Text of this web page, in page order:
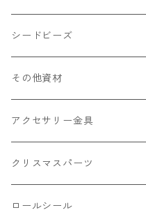
プラチャーム
ドーナツ
うさぎ
くま
スライス棒
フレーク カット済
シール付き
フルーツ系 野菜果物
お花
ミニパーツ ネイル
ランプワーク
キャッツアイ
丸玉6㎜ ラウンド
丸玉8㎜ ラウンド
カボチャ
クラック
ソロバン型
シードビーズ
ミックス
2㎜
不透明
3㎜
不透明タイプ
4㎜
その他資材
アクセサリー金具
カラー丸カン
10㎜
ボールチップ
クリスマスパーツ
プラチャーム
ロールシール